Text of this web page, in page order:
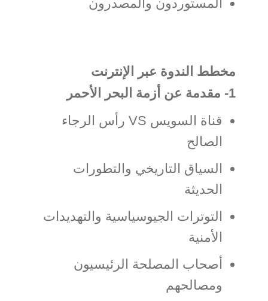
المستوردون والمصدرون
مخطط الندوة عبر الإنترنت
1- مقدمة عن أزمة البحر الأحمر
قناة السويس VS رأس الرجاء
الصالح
السياق التاريخي والتطورات
الحديثة
التوترات الجيوسياسية والتهديدات
الأمنية
أصحاب المصلحة الرئيسيون
ومصالحهم